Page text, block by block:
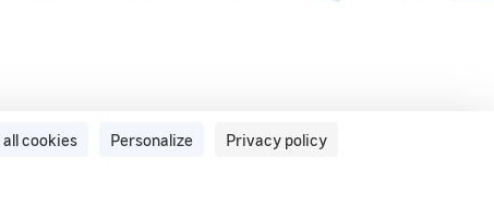
all cookies Personalize Privacy policy